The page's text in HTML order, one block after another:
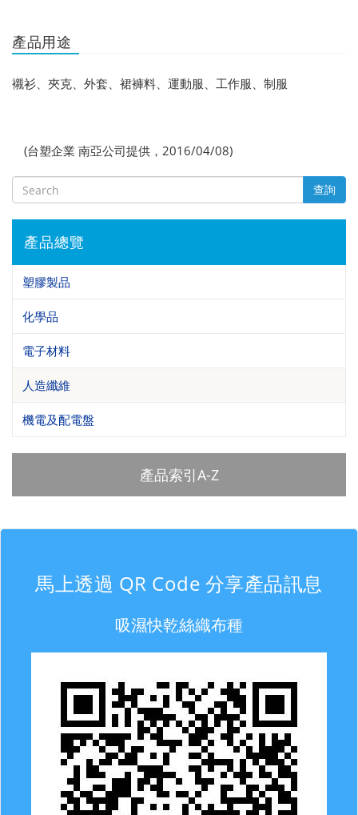
產品用途
襯衫、夾克、外套、裙褲料、運動服、工作服、制服
(台塑企業 南亞公司提供，2016/04/08)
查詢
產品總覽
塑膠製品
化學品
電子材料
人造纖維
機電及配電盤
產品索引A-Z
馬上透過 QR Code 分享產品訊息
吸濕快乾絲織布種